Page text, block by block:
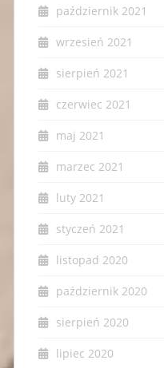
październik 2021
wrzesień 2021
sierpień 2021
czerwiec 2021
maj 2021
marzec 2021
luty 2021
styczeń 2021
listopad 2020
październik 2020
sierpień 2020
lipiec 2020